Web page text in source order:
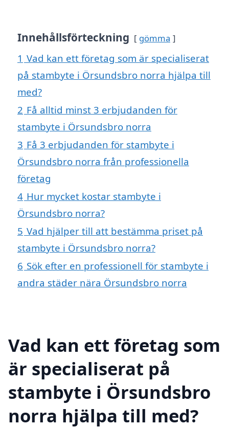
Innehållsförteckning gömma
1 Vad kan ett företag som är specialiserat
på stambyte i Örsundsbro norra hjälpa till
med?
2 Få alltid minst 3 erbjudanden för
stambyte i Örsundsbro norra
3 Få 3 erbjudanden för stambyte i
Örsundsbro norra från professionella
företag
4 Hur mycket kostar stambyte i
Örsundsbro norra?
5 Vad hjälper till att bestämma priset på
stambyte i Örsundsbro norra?
6 Sök efter en professionell för stambyte i
andra städer nära Örsundsbro norra
Vad kan ett företag som
är specialiserat på
stambyte i Örsundsbro
norra hjälpa till med?